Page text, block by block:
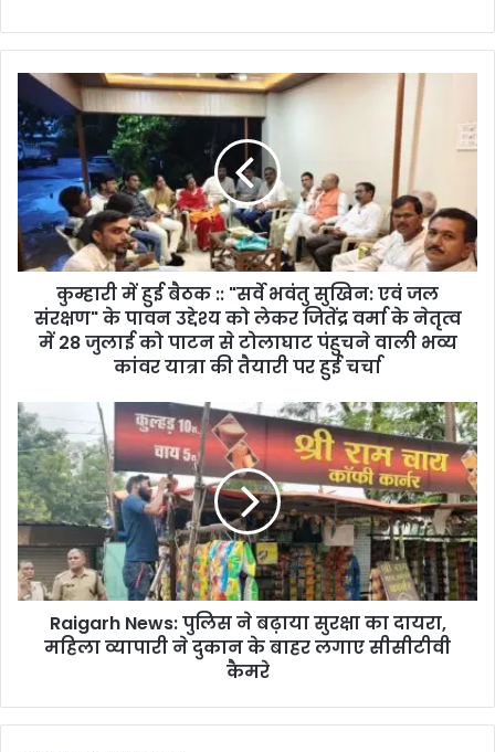
कुम्हारी
में
हुई
बैठक
::
"सर्वे
भवंतु
सुखिन:
एवं
संरक्षण"
को
लेकर
जितेंद्र
वर्मा
के
नेतृत्व
में
28
जुलाई
पंहुचने
कुम्हारी में हुई बैठक :: "सर्वे भवंतु सुखिन: एवं जल
संरक्षण" के पावन उद्देश्य को लेकर जितेंद्र वर्मा के नेतृत्व
में 28 जुलाई को पाटन से टोलाघाट पंहुचने वाली भव्य
कांवर यात्रा की तैयारी पर हुई चर्चा
Raigarh
News:
पुलिस
ने
बढ़ाया
सुरक्षा
का
दायरा,
महिला
बाहर
Raigarh News: पुलिस ने बढ़ाया सुरक्षा का दायरा,
महिला व्यापारी ने दुकान के बाहर लगाए सीसीटीवी
कैमरे